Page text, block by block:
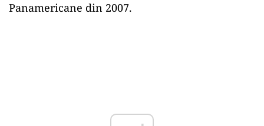
Panamericane din 2007.